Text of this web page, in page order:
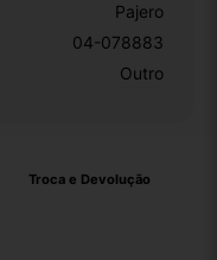
Pajero
04-078883
Outro
Troca e Devolução